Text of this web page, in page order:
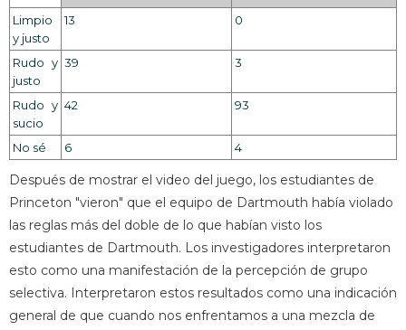
Limpio
y justo
13 0
Rudo y
justo
39 3
Rudo y
sucio
42 93
No sé 6 4
Después de mostrar el video del juego, los estudiantes de
Princeton "vieron" que el equipo de Dartmouth había violado
las reglas más del doble de lo que habían visto los
estudiantes de Dartmouth. Los investigadores interpretaron
esto como una manifestación de la percepción de grupo
selectiva. Interpretaron estos resultados como una indicación
general de que cuando nos enfrentamos a una mezcla de